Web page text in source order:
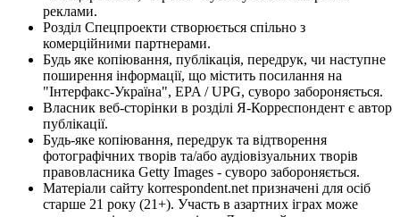
реклами.
Розділ Спецпроекти створюється спільно з
комерційними партнерами.
Будь яке копіювання, публікація, передрук, чи наступне
поширення інформації, що містить посилання на
"Інтерфакс-Україна", EPA / UPG, суворо забороняється.
Власник веб-сторінки в розділі Я-Корреспондент є автор
публікації.
Будь-яке копіювання, передрук та відтворення
фотографічних творів та/або аудіовізуальних творів
правовласника Getty Images - суворо забороняється.
Матеріали сайту korrespondent.net призначені для осіб
старше 21 року (21+). Участь в азартних іграх може